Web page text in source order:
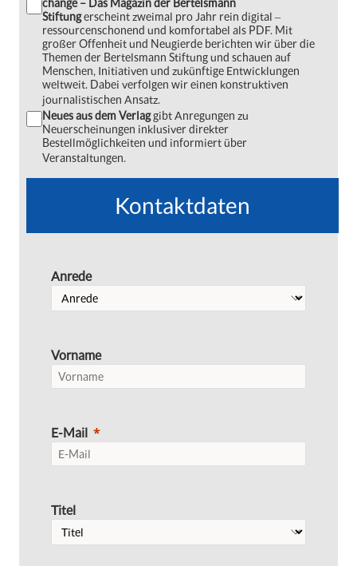
change – Das Magazin der Bertelsmann
Stiftungerscheint zweimal pro Jahr rein digital ‒
ressourcenschonend und komfortabel als PDF. Mit
großer Offenheit und Neugierde berichten wir über die
Themen der Bertelsmann Stiftung und schauen auf
Menschen, Initiativen und zukünftige Entwicklungen
weltweit. Dabei verfolgen wir einen konstruktiven
journalistischen Ansatz.
Neues aus dem Verlaggibt Anregungen zu
Neuerscheinungen inklusiver direkter
Bestellmöglichkeiten und informiert über
Veranstaltungen.
Kontaktdaten
Anrede
Vorname
E-Mail
Titel